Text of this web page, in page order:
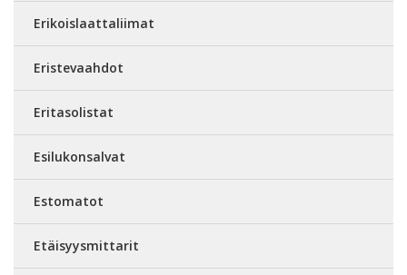
Erikoislaattaliimat
Eristevaahdot
Eritasolistat
Esilukonsalvat
Estomatot
Etäisyysmittarit